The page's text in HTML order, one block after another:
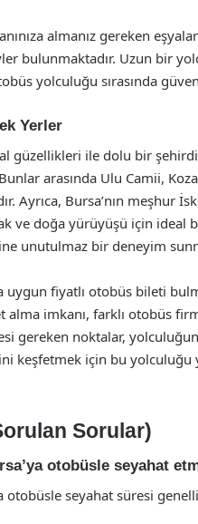
almanız gereken
bulunmaktadır. Uzun bir
yolculuğu sırasında
Yerler
güzellikleri ile dolu bir
arasında Ulu Camii,
Ayrıca, Bursa’nın meşhur
ve doğa yürüyüşü için ideal
unutulmaz bir deneyim
uygun fiyatlı otobüs bileti
imkanı, farklı otobüs
gereken noktalar,
keşfetmek için bu yolculuğu
Sorular)
otobüsle seyahat
otobüsle seyahat süresi